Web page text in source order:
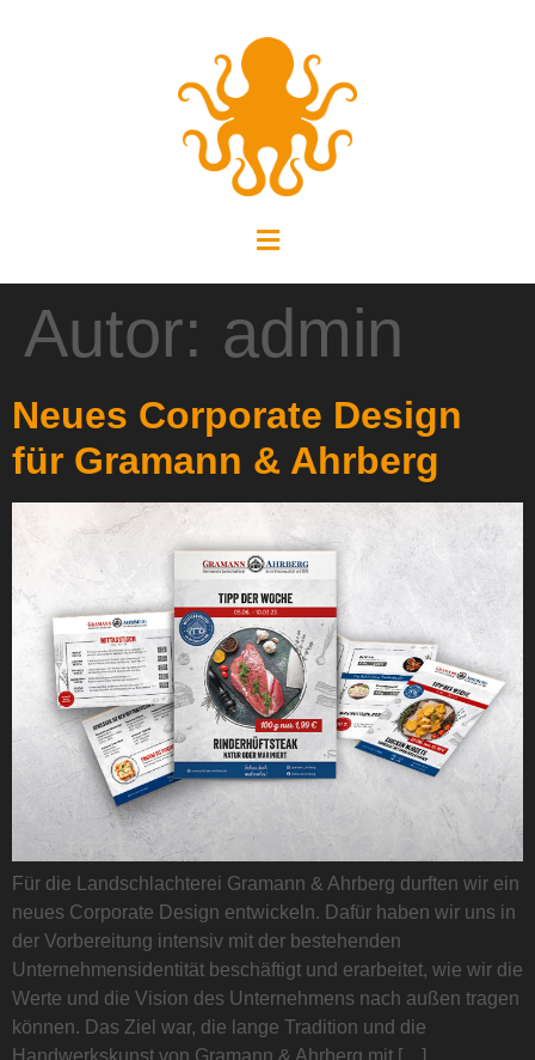
Autor: admin
Neues Corporate Design
für Gramann & Ahrberg
Für die Landschlachterei Gramann & Ahrberg durften wir ein
neues Corporate Design entwickeln. Dafür haben wir uns in
der Vorbereitung intensiv mit der bestehenden
Unternehmensidentität beschäftigt und erarbeitet, wie wir die
Werte und die Vision des Unternehmens nach außen tragen
können. Das Ziel war, die lange Tradition und die
Handwerkskunst von Gramann & Ahrberg mit […]